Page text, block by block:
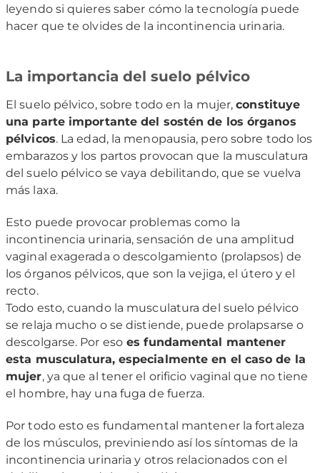
leyendo si quieres saber cómo la tecnología puede
hacer que te olvides de la incontinencia urinaria.
La importancia del suelo pélvico
El suelo pélvico, sobre todo en la mujer,constituye
una parte importante del sostén de los órganos
pélvicos. La edad, la menopausia, pero sobre todo los
embarazos y los partos provocan que la musculatura
del suelo pélvico se vaya debilitando, que se vuelva
más laxa.
Esto puede provocar problemas como la
incontinencia urinaria, sensación de una amplitud
vaginal exagerada o descolgamiento (prolapsos) de
los órganos pélvicos, que son la vejiga, el útero y el
recto.
Todo esto, cuando la musculatura del suelo pélvico
se relaja mucho o se distiende, puede prolapsarse o
descolgarse. Por eso es fundamental mantener
esta musculatura, especialmente en el caso de la
mujer, ya que al tener el orificio vaginal que no tiene
el hombre, hay una fuga de fuerza.
Por todo esto es fundamental mantener la fortaleza
de los músculos, previniendo así los síntomas de la
incontinencia urinaria y otros relacionados con el